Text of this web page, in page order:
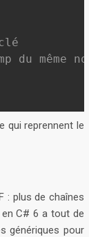
même nom
qui reprennent le
: plus de chaînes
C# 6 a tout de
génériques pour